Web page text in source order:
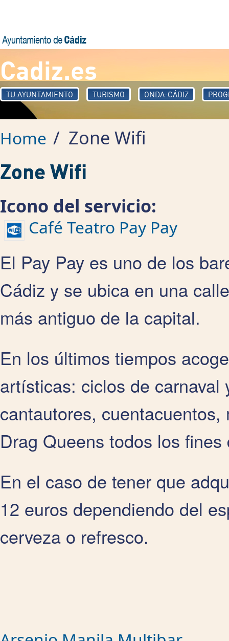
Cadiz.es
TU AYUNTAMIENTO TURISMO ONDA-CÁDIZ
Home / Zone Wifi
Zone Wifi
Icono del servicio:
Café Teatro Pay Pay
El Pay Pay es uno de los
Cádiz y se ubica en una
más antiguo de la capital.
En los últimos tiempos
artísticas: ciclos de
cantautores,
Drag Queens todos los
En el caso de tener que
12 euros dependiendo del
cerveza o refresco.